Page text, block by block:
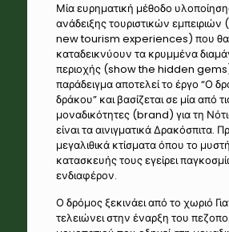
Μία ευρηματική μέθοδο
ανάδειξης τουριστικών
new tourism experiences) που θα
καταδεικνύουν τα κρυμμένα
περιοχής (show the hidden
παράδειγμα αποτελεί το έργο “Ο
δράκου” και βασίζεται σε μία από
μοναδικότητες (brand) για τη
είναι τα αινιγματικά Δρακόσπιτα.
μεγαλιθικά κτίσματα όπου το
κατασκευής τους εγείρει
ενδιαφέρον.
Ο δρόμος ξεκινάει από το χωριό
τελειώνει στην έναρξη του